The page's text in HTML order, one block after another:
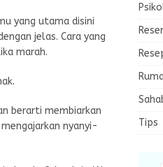
yang utama disini
jelas. Cara yang
marah.
berarti membiarkan
nyanyi-
Tips